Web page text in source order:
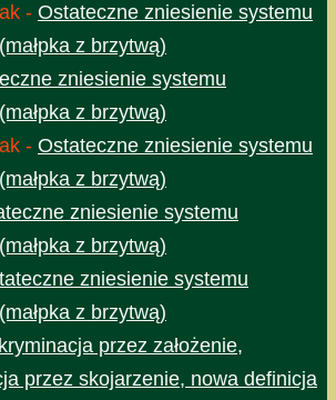
- Ostateczne zniesienie systemu
z brzytwą)
zniesienie systemu
z brzytwą)
- Ostateczne zniesienie systemu
z brzytwą)
zniesienie systemu
z brzytwą)
zniesienie systemu
z brzytwą)
przez założenie,
przez skojarzenie, nowa definicja